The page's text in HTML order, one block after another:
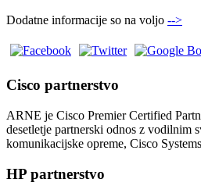
Dodatne informacije so na voljo -->
Cisco partnerstvo
ARNE je Cisco Premier Certified
desetletje partnerski odnos z vodilnim
komunikacijske opreme, Cisco
HP partnerstvo